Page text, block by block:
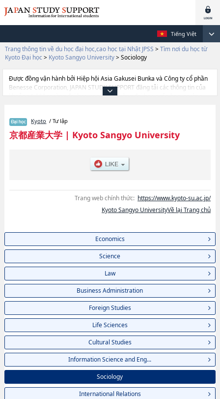
Tiếng Việt
Trang thông tin về du học đại học,cao học tại Nhật JPSS > Tìm nơi du học từ
Kyoto Đại học > Kyoto Sangyo University> Sociology
Được đồng vận hành bởi Hiệp hội Asia Gakusei Bunka và Công ty cổ phần
Benesse Corporation, JAPAN STUDY SUPPORT đăng tải các thông tin của
khoảng 1.300 trường đại học, cao học, trường đại học ngắn hạn, trường
tin cần thiết dành cho du học sinh, như là về các Ngành
EconomicshoặcNgành SciencehoặcNgành LawhoặcNgành Business
AdministrationhoặcNgành Foreign StudieshoặcNgành Life
EngineeringhoặcNgành SociologyhoặcNgành International
RelationshoặcNgành Interfaculty Program in Entrepreneurship
sở trang thiết bị, hướng dẫn địa điểm v.v...
Kyoto / Tư lập
京都産業大学| Kyoto Sangyo University
Trang web chính thức: https://www.kyoto-su.ac.jp/
Kyoto Sangyo UniversityVề lại Trang chủ
Economics
Science
Law
Business Administration
Foreign Studies
Life Sciences
Cultural Studies
Information Science and Eng...
Sociology
International Relations